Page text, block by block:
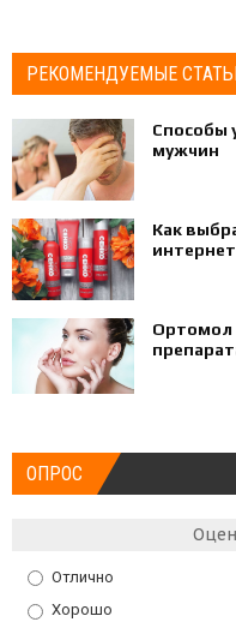
РЕКОМЕНДУЕМЫЕ
Способы
мужчин
Как
Ортомол
ОПРОС
Отлично
Хорошо